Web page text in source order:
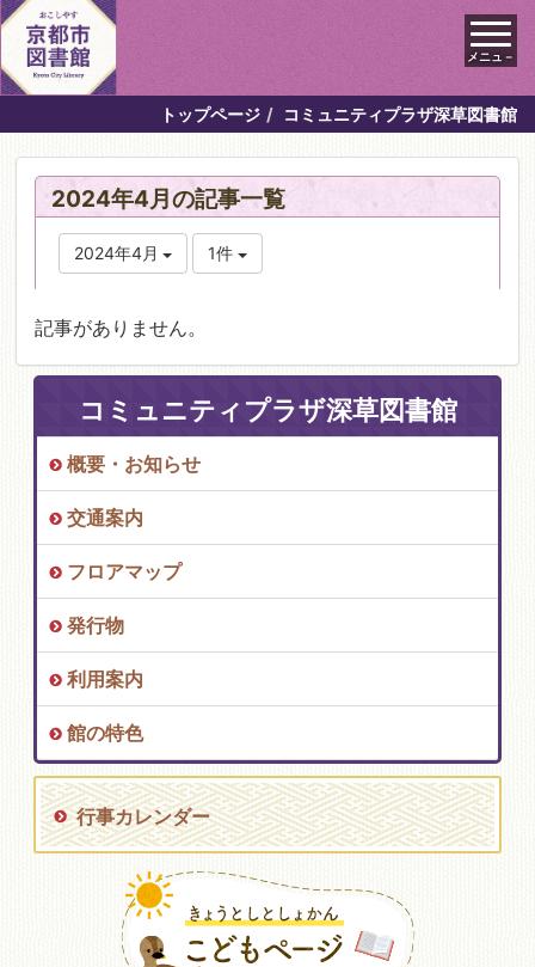
メニュ－
トップページ コミュニティプラザ深草図書館
2024年4月の記事一覧
2024年4月 1件
記事がありません。
コミュニティプラザ深草図書館
概要・お知らせ
交通案内
フロアマップ
発行物
利用案内
館の特色
行事カレンダー